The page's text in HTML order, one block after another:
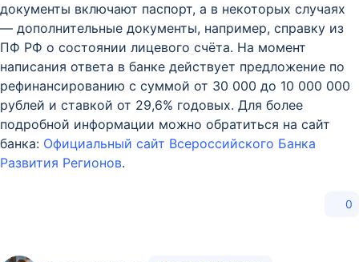
документы включают паспорт, а в некоторых случаях
— дополнительные документы, например, справку из
ПФ РФ о состоянии лицевого счёта. На момент
написания ответа в банке действует предложение по
рефинансированию с суммой от 30 000 до 10 000 000
рублей и ставкой от 29,6% годовых. Для более
подробной информации можно обратиться на сайт
банка: Официальный сайт Всероссийского Банка
Развития Регионов.
0